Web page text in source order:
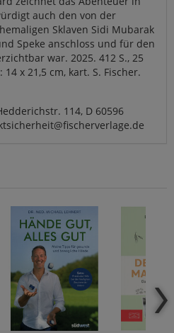
auch den von der
Sklaven Sidi Mubarak
Speke anschloss und für den
war. 2025. 412 S., 25
14 x 21,5 cm, kart. S. Fischer.
114, D 60596